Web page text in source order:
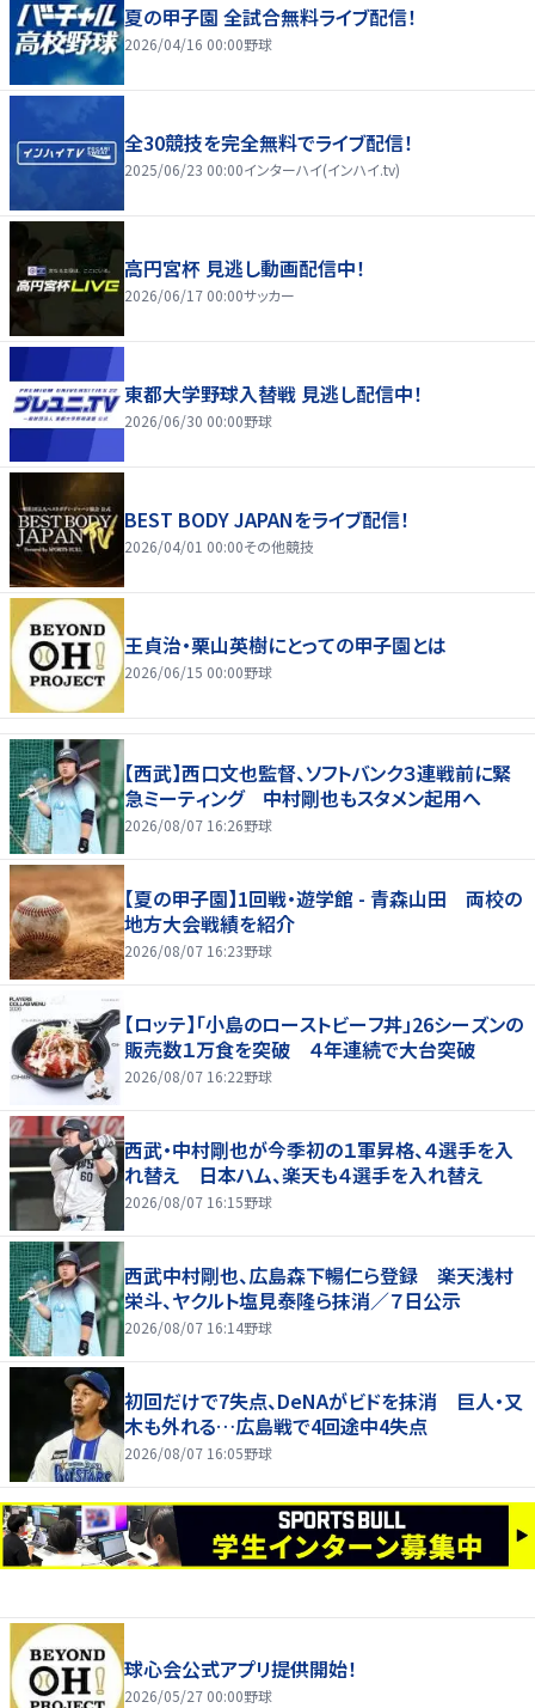
夏の甲子園 全試合無料ライブ配信！
2026/04/16 00:00野球
全30競技を完全無料でライブ配信！
2025/06/23 00:00インターハイ(インハイ.tv)
高円宮杯 見逃し動画配信中！
2026/06/17 00:00サッカー
東都大学野球入替戦 見逃し配信中！
2026/06/30 00:00野球
BEST BODY JAPANをライブ配信！
2026/04/01 00:00その他競技
王貞治・栗山英樹にとっての甲子園とは
2026/06/15 00:00野球
【西武】西口文也監督、ソフトバンク３連戦前に緊
急ミーティング 中村剛也もスタメン起用へ
2026/08/07 16:26野球
【夏の甲子園】1回戦・遊学館 - 青森山田 両校の
地方大会戦績を紹介
2026/08/07 16:23野球
【ロッテ】「小島のローストビーフ丼」26シーズンの
販売数１万食を突破 ４年連続で大台突破
2026/08/07 16:22野球
西武・中村剛也が今季初の１軍昇格、４選手を入
れ替え 日本ハム、楽天も４選手を入れ替え
2026/08/07 16:15野球
西武中村剛也、広島森下暢仁ら登録 楽天浅村
栄斗、ヤクルト塩見泰隆ら抹消／７日公示
2026/08/07 16:14野球
初回だけで7失点、DeNAがビドを抹消 巨人・又
木も外れる…広島戦で4回途中4失点
2026/08/07 16:05野球
球心会公式アプリ提供開始！
2026/05/27 00:00野球